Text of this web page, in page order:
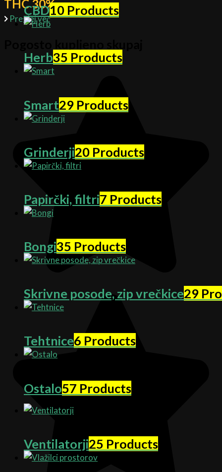
CBD10 Products
Herb35 Products
Smart29 Products
Grinderji20 Products
Papirčki, filtri7 Products
Bongi35 Products
Skrivne posode, zip vrečkice29
Tehtnice6 Products
Ostalo57 Products
Ventilatorji25 Products
THC 30%
Preglej več